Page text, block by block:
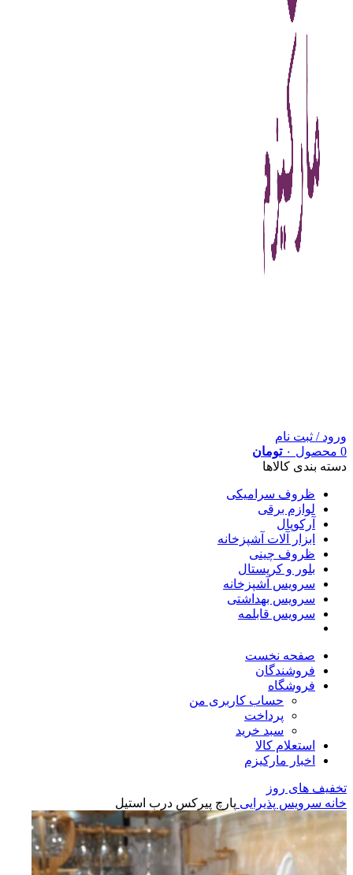
ورود / ثبت نام
0 محصول ۰ تومان
دسته بندی کالاها
ظروف سرامیکی
لوازم برقی
آرکوپال
ابزار آلات آشپزخانه
ظروف چینی
بلور و کریستال
سرویس آشپزخانه
سرویس بهداشتی
سرویس قابلمه
صفحه نخست
فروشندگان
فروشگاه
حساب کاربری من
پرداخت
سبد خرید
استعلام کالا
اخبار مارکیزم
تخفیف های روز
خانه سرویس پذیرایی پارچ پیرکس درب استیل